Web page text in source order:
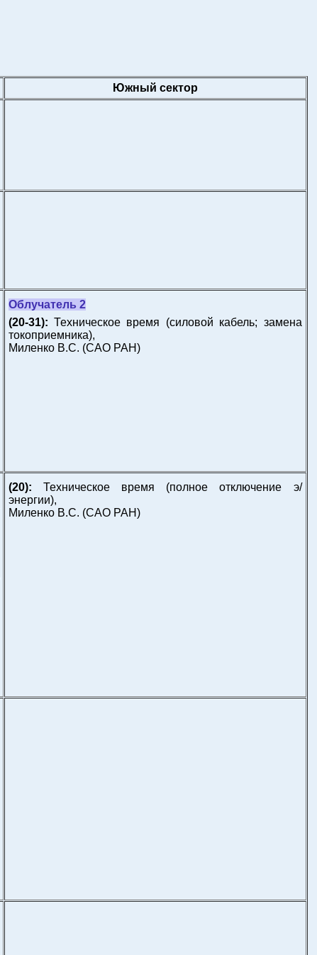
Южный сектор
Облучатель 2
(20-31): Техническое время (силовой кабель; замена
токоприемника),
Миленко В.С. (САО РАН)
(20): Техническое время (полное отключение э/
энергии),
Миленко В.С. (САО РАН)